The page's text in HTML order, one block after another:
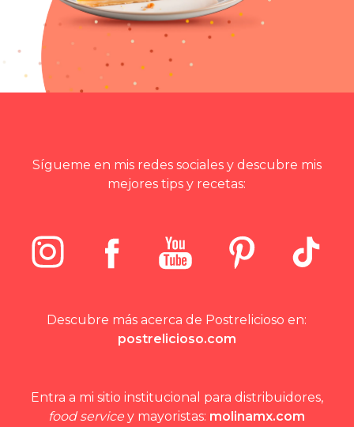
Sígueme en mis redes sociales y descubre mis
mejores tips y recetas:
Descubre más acerca de Postrelicioso en:
postrelicioso.com
Entra a mi sitio institucional para distribuidores,
food service y mayoristas: molinamx.com